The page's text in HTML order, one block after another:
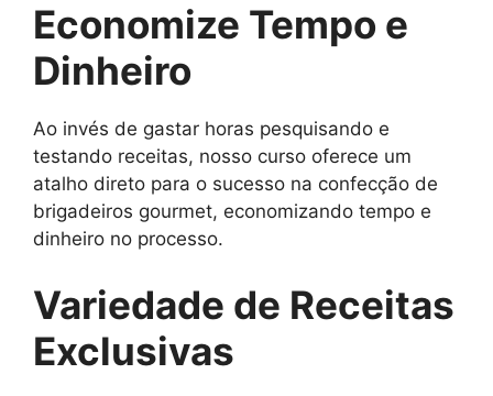
Economize Tempo e
Dinheiro
Ao invés de gastar horas pesquisando e
testando receitas, nosso curso oferece um
atalho direto para o sucesso na confecção de
brigadeiros gourmet, economizando tempo e
dinheiro no processo.
Variedade de Receitas
Exclusivas